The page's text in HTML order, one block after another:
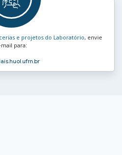
e projetos do Laboratório, envie
para: